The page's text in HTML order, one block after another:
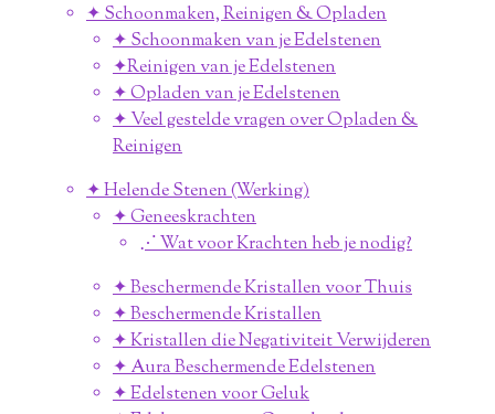
✦ Schoonmaken, Reinigen & Opladen
✦ Schoonmaken van je Edelstenen
✦Reinigen van je Edelstenen
✦ Opladen van je Edelstenen
✦ Veel gestelde vragen over Opladen &
Reinigen
✦ Helende Stenen (Werking)
✦ Geneeskrachten
⋰ Wat voor Krachten heb je nodig?
✦ Beschermende Kristallen voor Thuis
✦ Beschermende Kristallen
✦ Kristallen die Negativiteit Verwijderen
✦ Aura Beschermende Edelstenen
✦ Edelstenen voor Geluk